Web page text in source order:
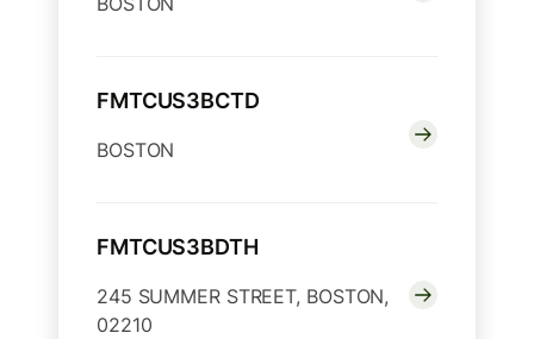
FMTCUS3BCTD
BOSTON
FMTCUS3BDTH
245 SUMMER STREET, BOSTON,
02210